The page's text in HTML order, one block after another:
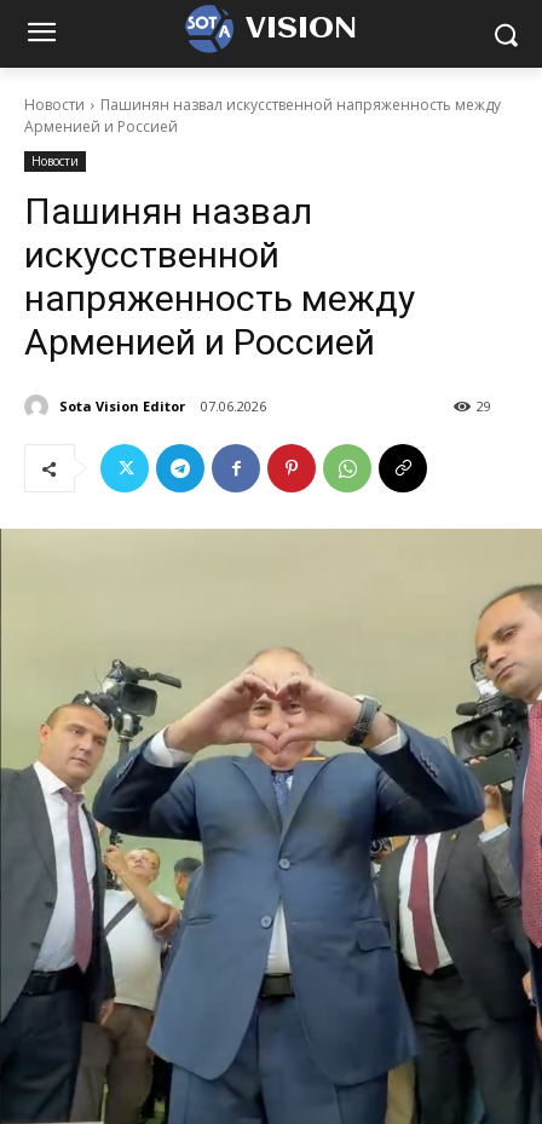
VISION
Новости
Пашинян назвал искусственной напряженность между
Арменией и Россией
Новости
Пашинян назвал
искусственной
напряженность между
Арменией и Россией
Sota Vision Editor 07.06.2026 29